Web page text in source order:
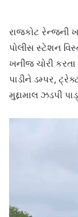
રાજકોટ રેન્જની
પોલીસ સ્ટેશન
ખનીજ ચોરી
પાડીને ડમ્પર,
મુદ્દામાલ ઝડપી